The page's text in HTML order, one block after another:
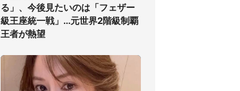
る」、今後見たいのは「フェザー
級王座統一戦」...元世界2階級制覇
王者が熱望